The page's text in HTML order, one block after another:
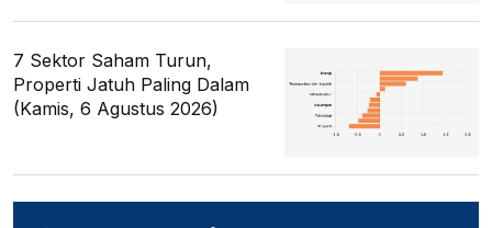
7 Sektor Saham Turun,
Properti Jatuh Paling Dalam
(Kamis, 6 Agustus 2026)